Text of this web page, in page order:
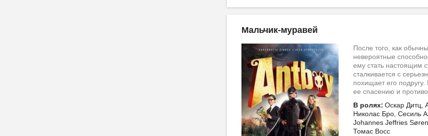
Мальчик-муравей
После того, как
невероятные
ему стать настоящим
сталкивается с
похищает его
ее спасению и
В ролях: Оскар Дитц,
Николас Бро, Сесиль
Johannes Jeffries
Томас Восс